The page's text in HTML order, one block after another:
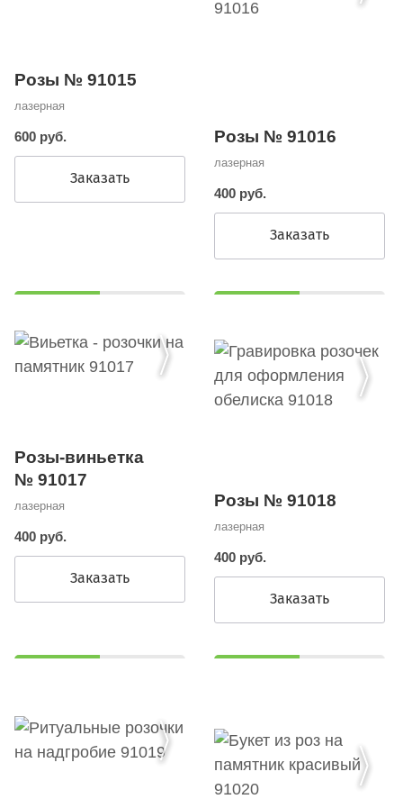
Розы № 91015
лазерная
600 руб.
Заказать
Розы № 91016
лазерная
400 руб.
Заказать
Розы-виньетка
№ 91017
лазерная
400 руб.
Заказать
Розы № 91018
лазерная
400 руб.
Заказать